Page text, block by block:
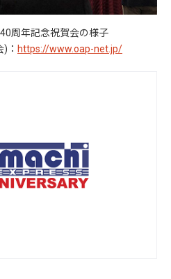
周年記念祝賀会の様子
： https://www.oap-net.jp/